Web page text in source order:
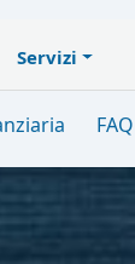
Servizi
FAQ